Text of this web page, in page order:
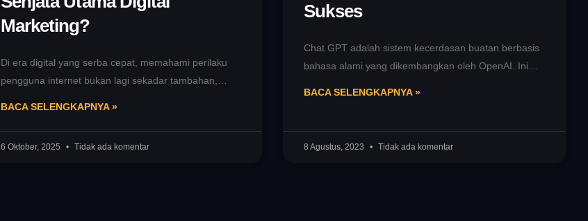
Marketing?
Di era digital yang serba cepat, memahami perilaku
pengguna internet bukan lagi sekadar tambahan,
BACA SELENGKAPNYA »
6 Oktober, 2025 Tidak ada komentar
Sukses
Chat GPT adalah sistem kecerdasan buatan berbasis
bahasa alami yang dikembangkan oleh OpenAI. Ini
BACA SELENGKAPNYA »
8 Agustus, 2023 Tidak ada komentar